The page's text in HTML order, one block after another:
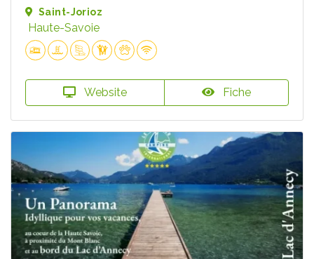
Saint-Jorioz
Haute-Savoie
Website Fiche